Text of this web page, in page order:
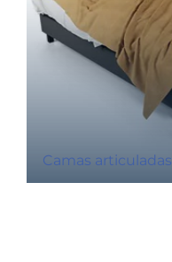
Camas articuladas